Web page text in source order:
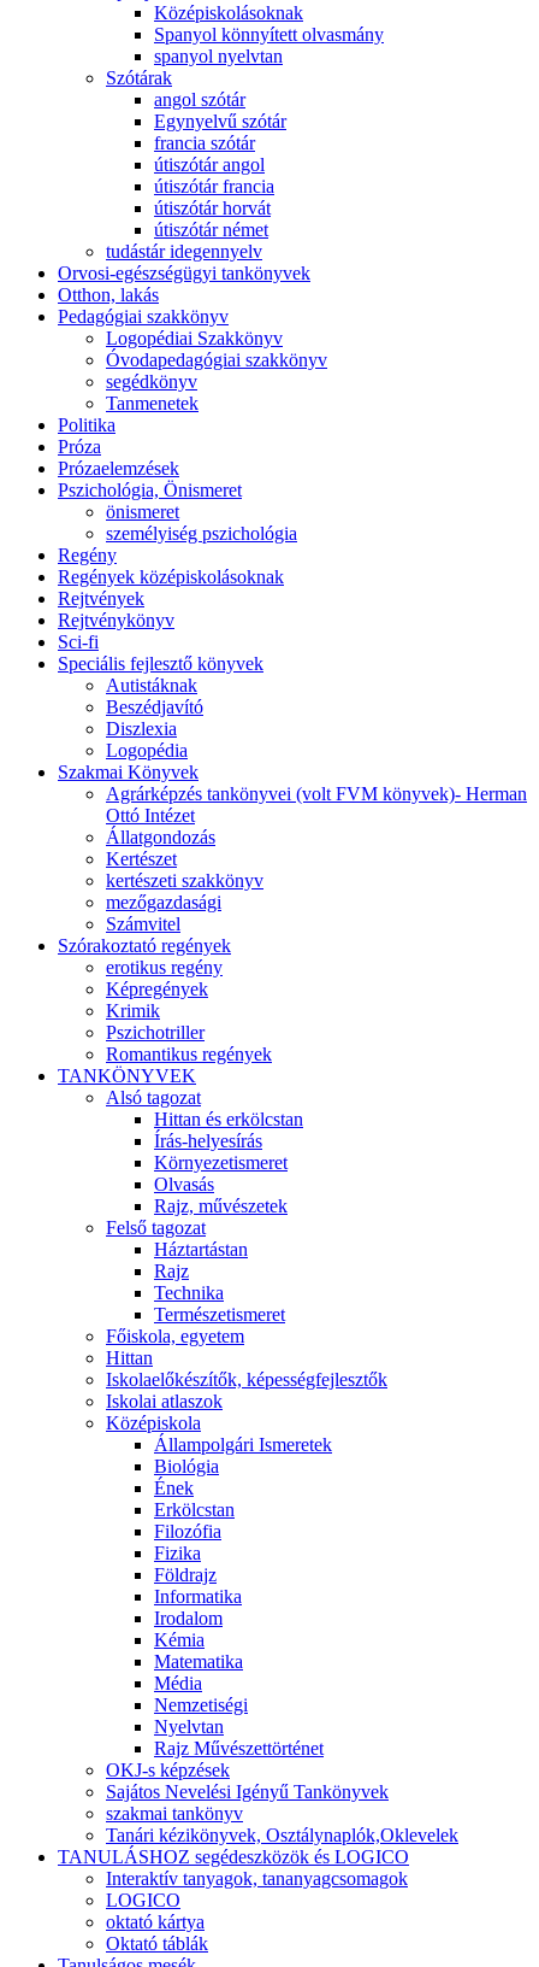
Középiskolásoknak
Spanyol könnyített olvasmány
spanyol nyelvtan
Szótárak
angol szótár
Egynyelvű szótár
francia szótár
útiszótár angol
útiszótár francia
útiszótár horvát
útiszótár német
tudástár idegennyelv
Orvosi-egészségügyi tankönyvek
Otthon, lakás
Pedagógiai szakkönyv
Logopédiai Szakkönyv
Óvodapedagógiai szakkönyv
segédkönyv
Tanmenetek
Politika
Próza
Prózaelemzések
Pszichológia, Önismeret
önismeret
személyiség pszichológia
Regény
Regények középiskolásoknak
Rejtvények
Rejtvénykönyv
Sci-fi
Speciális fejlesztő könyvek
Autistáknak
Beszédjavító
Diszlexia
Logopédia
Szakmai Könyvek
Agrárképzés tankönyvei (volt FVM könyvek)- Herman
Ottó Intézet
Állatgondozás
Kertészet
kertészeti szakkönyv
mezőgazdasági
Számvitel
Szórakoztató regények
erotikus regény
Képregények
Krimik
Pszichotriller
Romantikus regények
TANKÖNYVEK
Alsó tagozat
Hittan és erkölcstan
Írás-helyesírás
Környezetismeret
Olvasás
Rajz, művészetek
Felső tagozat
Háztartástan
Rajz
Technika
Természetismeret
Főiskola, egyetem
Hittan
Iskolaelőkészítők, képességfejlesztők
Iskolai atlaszok
Középiskola
Állampolgári Ismeretek
Biológia
Ének
Erkölcstan
Filozófia
Fizika
Földrajz
Informatika
Irodalom
Kémia
Matematika
Média
Nemzetiségi
Nyelvtan
Rajz Művészettörténet
OKJ-s képzések
Sajátos Nevelési Igényű Tankönyvek
szakmai tankönyv
Tanári kézikönyvek, Osztálynaplók,Oklevelek
TANULÁSHOZ segédeszközök és LOGICO
Interaktív tanyagok, tananyagcsomagok
LOGICO
oktató kártya
Oktató táblák